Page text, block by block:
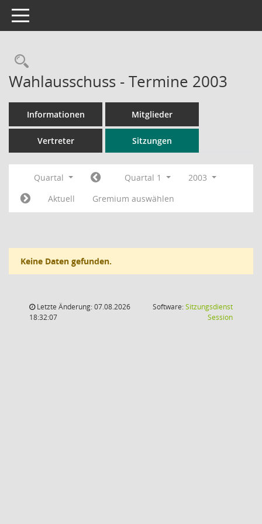
Toggle navigation
Rechercheauswahl
Wahlausschuss - Termine 2003
Informationen Mitglieder
Vertreter Sitzungen
Quartal Quartal 1
2003
Aktuell
Gremium auswählen
Keine Daten gefunden.
Letzte Änderung: 07.08.2026
18:32:07
Software:Sitzungsdienst
Session(Wird in